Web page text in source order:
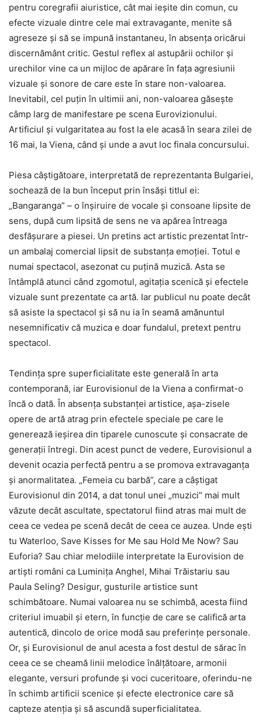
pentru coregrafii aiuristice, cât mai ieșite din comun, cu
efecte vizuale dintre cele mai extravagante, menite să
agreseze și să se impună instantaneu, în absența oricărui
discernământ critic. Gestul reflex al astupării ochilor și
urechilor vine ca un mijloc de apărare în fața agresiunii
vizuale și sonore de care este în stare non-valoarea.
Inevitabil, cel puțin în ultimii ani, non-valoarea găsește
câmp larg de manifestare pe scena Eurovizionului.
Artificiul și vulgaritatea au fost la ele acasă în seara zilei de
16 mai, la Viena, când și unde a avut loc finala concursului.
Piesa câștigătoare, interpretată de reprezentanta Bulgariei,
sochează de la bun început prin însăși titlul ei:
„Bangaranga” – o înșiruire de vocale și consoane lipsite de
sens, după cum lipsită de sens ne va apărea întreaga
desfășurare a piesei. Un pretins act artistic prezentat într-
un ambalaj comercial lipsit de substanța emoției. Totul e
numai spectacol, asezonat cu puțină muzică. Asta se
întâmplă atunci când zgomotul, agitația scenică și efectele
vizuale sunt prezentate ca artă. Iar publicul nu poate decât
să asiste la spectacol și să nu ia în seamă amănuntul
nesemnificativ că muzica e doar fundalul, pretext pentru
spectacol.
Tendința spre superficialitate este generală în arta
contemporană, iar Eurovisionul de la Viena a confirmat-o
încă o dată. În absența substanței artistice, așa-zisele
opere de artă atrag prin efectele speciale pe care le
generează ieșirea din tiparele cunoscute și consacrate de
generații întregi. Din acest punct de vedere, Eurovisionul a
devenit ocazia perfectă pentru a se promova extravaganța
și anormalitatea. „Femeia cu barbă”, care a câștigat
Eurovisionul din 2014, a dat tonul unei „muzici” mai mult
văzute decât ascultate, spectatorul fiind atras mai mult de
ceea ce vedea pe scenă decât de ceea ce auzea. Unde ești
tu Waterloo, Save Kisses for Me sau Hold Me Now? Sau
Euforia? Sau chiar melodiile interpretate la Eurovision de
artiști români ca Luminița Anghel, Mihai Trăistariu sau
Paula Seling? Desigur, gusturile artistice sunt
schimbătoare. Numai valoarea nu se schimbă, acesta fiind
criteriul imuabil și etern, în funcție de care se califică arta
autentică, dincolo de orice modă sau preferințe personale.
Or, și Eurovisionul de anul acesta a fost destul de sărac în
ceea ce se cheamă linii melodice înălțătoare, armonii
elegante, versuri profunde și voci cuceritoare, oferindu-ne
în schimb artificii scenice și efecte electronice care să
capteze atenția și să ascundă superficialitatea.